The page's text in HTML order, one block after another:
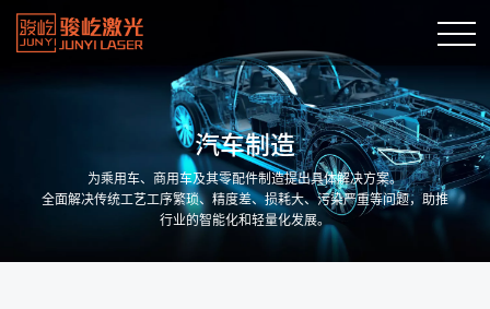
汽车制造
为乘用车、商用车及其零配件制造提出具体解决方案。
全面解决传统工艺工序繁琐、精度差、损耗大、污染严重等问题，助推
行业的智能化和轻量化发展。